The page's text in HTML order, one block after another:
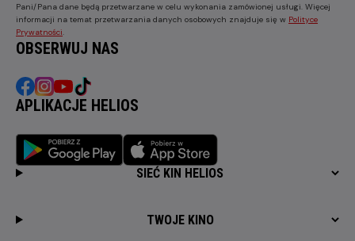
Pani/Pana dane będą przetwarzane w celu wykonania zamówionej usługi. Więcej
informacji na temat przetwarzania danych osobowych znajduje się w Polityce
Prywatności
OBSERWUJ NAS
APLIKACJE HELIOS
SIEĆ KIN HELIOS
TWOJE KINO